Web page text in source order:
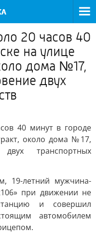
20 часов 40
на улице
дома №17,
двух
40 минут в городе
около дома №17,
транспортных
19-летний мужчина-
при движении не
и совершил
автомобилем